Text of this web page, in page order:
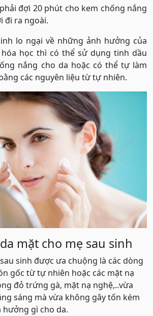
đợi 20 phút cho kem chống nắng
đi ra ngoài.
lo ngại về những ảnh hưởng của
học thì có thể sử dụng tinh dầu
nắng cho da hoặc có thể tự làm
các nguyên liệu từ tự nhiên.
mặt cho mẹ sau sinh
sinh được ưa chuộng là các dòng
gốc từ tự nhiên hoặc các mặt nạ
đỏ trứng gà, mặt nạ nghệ,..vừa
sáng mà vừa không gây tốn kém
hưởng gì cho da.